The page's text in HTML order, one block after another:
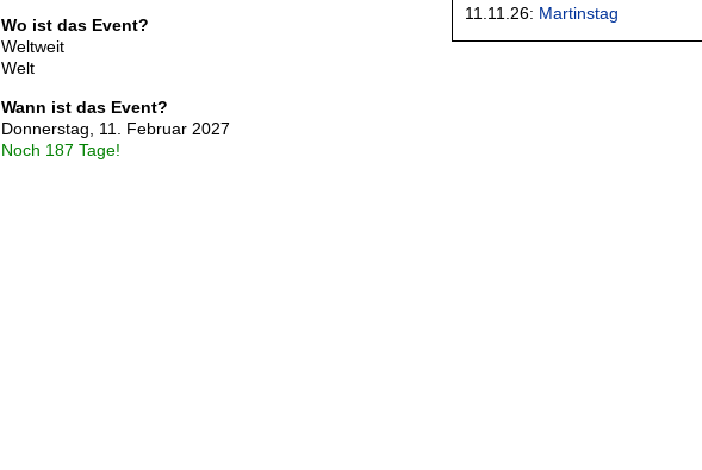
Wo ist das Event?
Weltweit
Welt
Wann ist das Event?
Donnerstag, 11. Februar 2027
Noch 187 Tage!
11.11.26: Martinstag